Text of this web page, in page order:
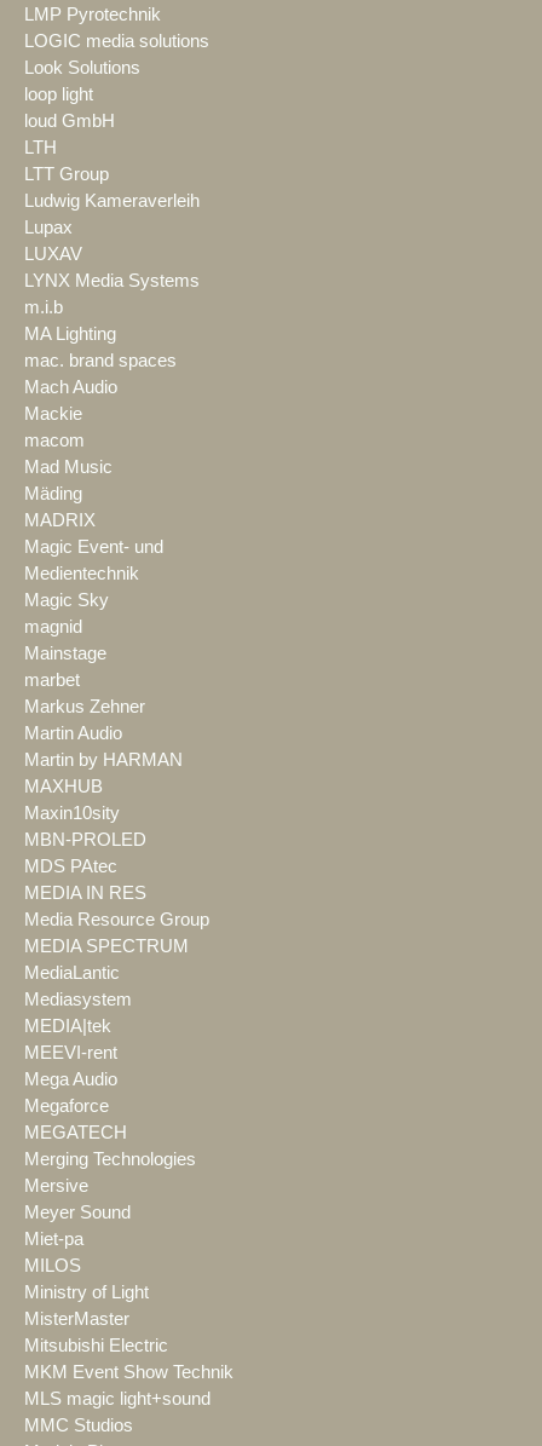
LMP Pyrotechnik
LOGIC media solutions
Look Solutions
loop light
loud GmbH
LTH
LTT Group
Ludwig Kameraverleih
Lupax
LUXAV
LYNX Media Systems
m.i.b
MA Lighting
mac. brand spaces
Mach Audio
Mackie
macom
Mad Music
Mäding
MADRIX
Magic Event- und
Medientechnik
Magic Sky
magnid
Mainstage
marbet
Markus Zehner
Martin Audio
Martin by HARMAN
MAXHUB
Maxin10sity
MBN-PROLED
MDS PAtec
MEDIA IN RES
Media Resource Group
MEDIA SPECTRUM
MediaLantic
Mediasystem
MEDIA|tek
MEEVI-rent
Mega Audio
Megaforce
MEGATECH
Merging Technologies
Mersive
Meyer Sound
Miet-pa
MILOS
Ministry of Light
MisterMaster
Mitsubishi Electric
MKM Event Show Technik
MLS magic light+sound
MMC Studios